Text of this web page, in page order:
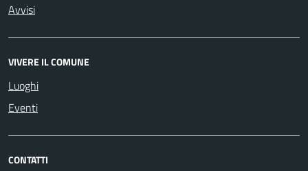
Avvisi
VIVERE IL COMUNE
Luoghi
Eventi
CONTATTI